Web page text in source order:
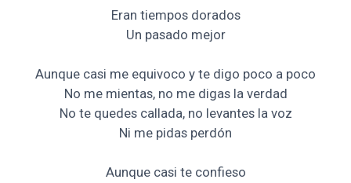
Eran tiempos dorados
Un pasado mejor
Aunque casi me equivoco y te digo poco a poco
No me mientas, no me digas la verdad
No te quedes callada, no levantes la voz
Ni me pidas perdón
Aunque casi te confieso